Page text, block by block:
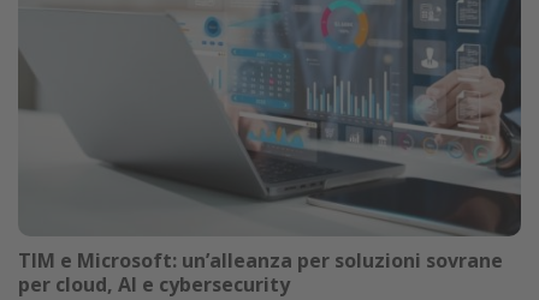
TIM e Microsoft: un’alleanza per soluzioni sovrane
per cloud, AI e cybersecurity